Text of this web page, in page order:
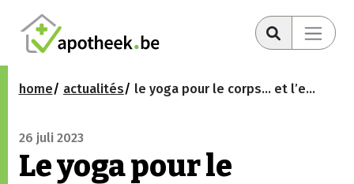
home actualités le yoga pour le corps… et l’esprit!
26 juli 2023
Le yoga pour le